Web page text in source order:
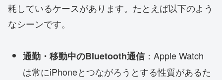
耗しているケースがあります。たとえば以下のよう
なシーンです。
通勤・移動中のBluetooth通信：Apple Watch
は常にiPhoneとつながろうとする性質があるた